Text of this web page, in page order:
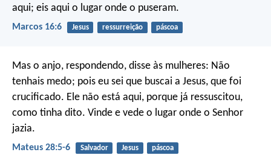
aqui; eis aqui o lugar onde o puseram.
Marcos 16:6 Jesus ressurreição páscoa
Mas o anjo, respondendo, disse às mulheres: Não
tenhais medo; pois eu sei que buscai a Jesus, que foi
crucificado. Ele não está aqui, porque já ressuscitou,
como tinha dito. Vinde e vede o lugar onde o Senhor
jazia.
Mateus 28:5-6 Salvador Jesus páscoa